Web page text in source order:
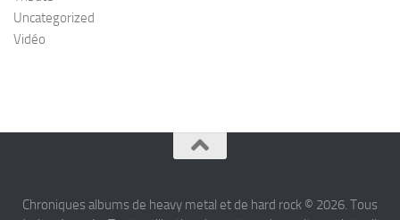
Uncategorized
Vidéo
Chroniques albums de heavy metal et de hard rock © 2026. Tous